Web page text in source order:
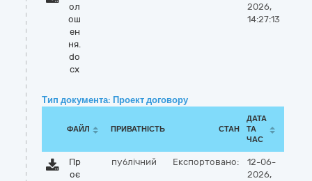
ол
ош
ен
ня.
do
cx
2026,
14:27:13
Тип документа: Проект договору
ФАЙЛ ПРИВАТНІСТЬ СТАН
ДАТА
ТА
ЧАС
Пр
оє
публічний Експортовано:
12-06-
2026,